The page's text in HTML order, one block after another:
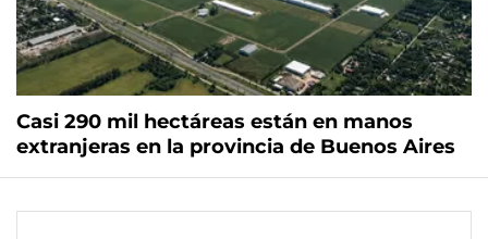
Casi 290 mil hectáreas están en manos
extranjeras en la provincia de Buenos Aires